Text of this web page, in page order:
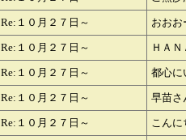
Re:１０月２７日～ おお
Re:１０月２７日～ ＨＡ
Re:１０月２７日～ 都心に
Re:１０月２７日～ 早苗さ
Re:１０月２７日～ こん